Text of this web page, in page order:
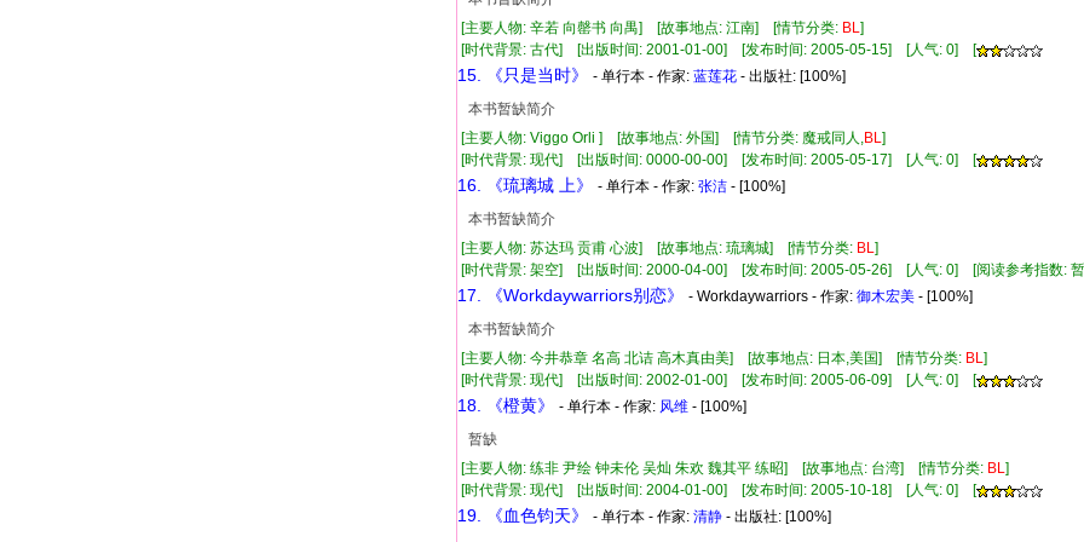
[主要人物: 辛若 向罄书 向禺] [故事地点: 江南] [情节分类: BL]
[时代背景: 古代] [出版时间: 2001-01-00] [发布时间: 2005-05-15] [人气: 0] [
15. 《只是当时》 - 单行本 - 作家: 蓝莲花 - 出版社: [100%]
本书暂缺简介
[主要人物: Viggo Orli ] [故事地点: 外国] [情节分类: 魔戒同人,BL]
[时代背景: 现代] [出版时间: 0000-00-00] [发布时间: 2005-05-17] [人气: 0] [
16. 《琉璃城 上》 - 单行本 - 作家: 张洁 - [100%]
本书暂缺简介
[主要人物: 苏达玛 贡甫 心波] [故事地点: 琉璃城] [情节分类: BL]
[时代背景: 架空] [出版时间: 2000-04-00] [发布时间: 2005-05-26] [人气: 0] [阅读参考指数:
17. 《Workdaywarriors别恋》 - Workdaywarriors - 作家: 御木宏美 - [100%]
本书暂缺简介
[主要人物: 今井恭章 名高 北诘 高木真由美] [故事地点: 日本,美国] [情节分类: BL]
[时代背景: 现代] [出版时间: 2002-01-00] [发布时间: 2005-06-09] [人气: 0] [
18. 《橙黄》 - 单行本 - 作家: 风维 - [100%]
暂缺
[主要人物: 练非 尹绘 钟未伦 吴灿 朱欢 魏其平 练昭] [故事地点: 台湾] [情节分类: BL]
[时代背景: 现代] [出版时间: 2004-01-00] [发布时间: 2005-10-18] [人气: 0] [
19. 《血色钧天》 - 单行本 - 作家: 清静 - 出版社: [100%]